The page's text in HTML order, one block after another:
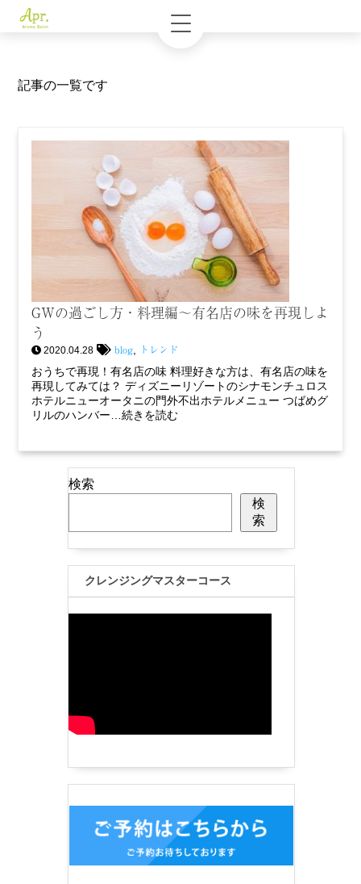
記事の一覧です
GWの過ごし方・料理編〜有名店の味を再現しよ
う
2020.04.28 blog トレンド
おうちで再現！有名店の味 料理好きな方は、有名店の味を
再現してみては？ ディズニーリゾートのシナモンチュロス
ホテルニューオータニの門外不出ホテルメニュー つばめグ
リルのハンバー…続きを読む
検索
検
索
クレンジングマスターコース